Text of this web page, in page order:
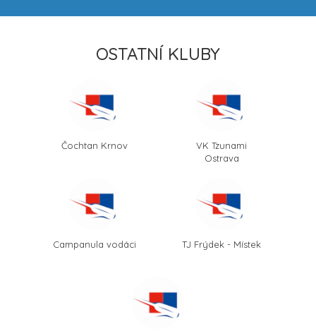
OSTATNÍ KLUBY
Čochtan Krnov
VK Tzunami
Ostrava
Campanula vodáci TJ Frýdek - Místek